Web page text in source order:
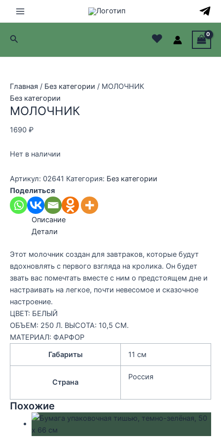
Main
Menu
Поиск ♥
Главная / Без категории / МОЛОЧНИК
Без категории
МОЛОЧНИК
1690 ₽
Нет в наличии
Артикул: 02641 Категория: Без категории
Поделиться
Описание
Детали
Этот молочник создан для завтраков, которые будут
вдохновлять с первого взгляда на кролика. Он будет
звать вас помечтать вместе с ним о предстоящем дне и
настраивать на легкое, почти невесомое и сказочное
настроение.
ЦВЕТ: БЕЛЫЙ
ОБЪЕМ: 250 Л. ВЫСОТА: 10,5 СМ.
МАТЕРИАЛ: ФАРФОР
Габариты
11 см
Страна
Россия
Похожие